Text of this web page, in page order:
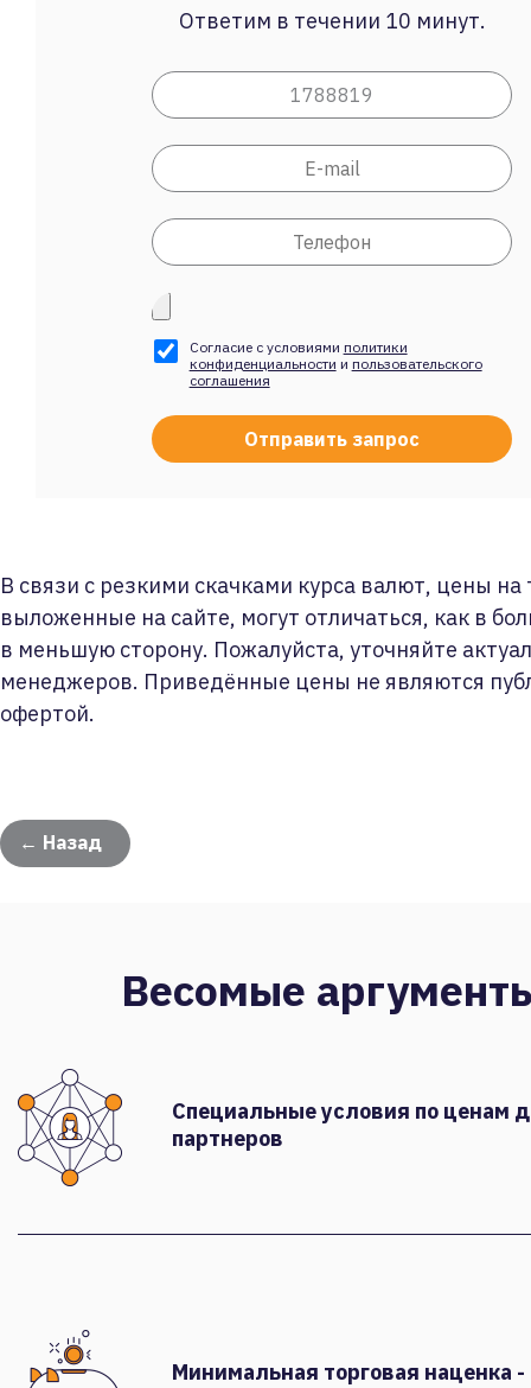
Ответим в течении 10 минут.
Согласие с условиями политики
конфиденциальности и пользовательского
соглашения
В связи с резкими скачками курса валют, цены на
выложенные на сайте, могут отличаться, как в
в меньшую сторону. Пожалуйста, уточняйте
менеджеров. Приведённые цены не являются
офертой.
← Назад
Весомые
Специальные условия по ценам
партнеров
Минимальная торговая наценка